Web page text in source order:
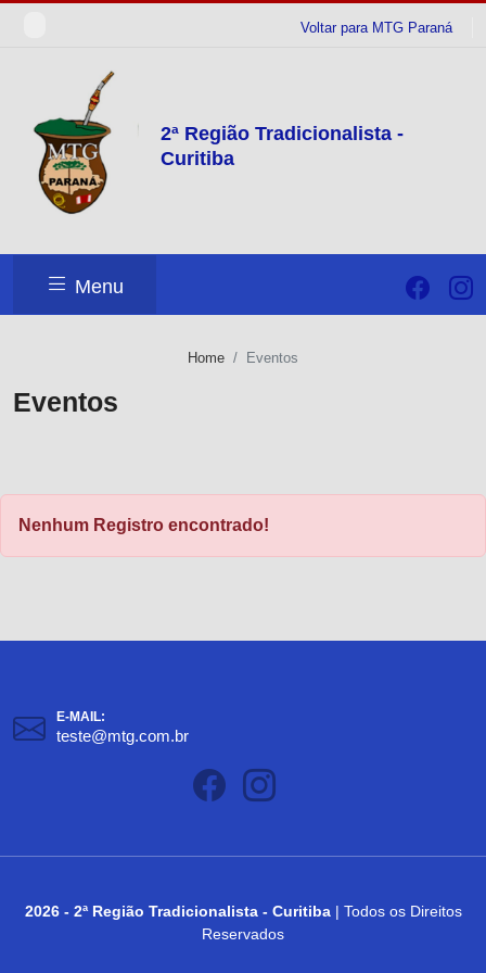
Voltar para MTG Paraná
2ª Região Tradicionalista -
Curitiba
Menu
Home Eventos
Eventos
Nenhum Registro encontrado!
E-MAIL:
teste@mtg.com.br
2026 - 2ª Região Tradicionalista - Curitiba| Todos os Direitos
Reservados